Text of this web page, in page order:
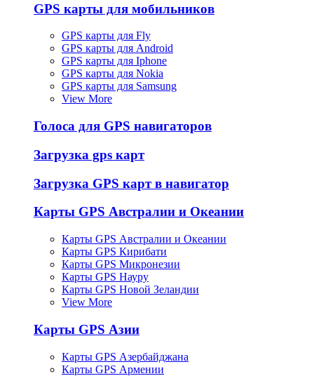
GPS карты для мобильников
GPS карты для Fly
GPS карты для Android
GPS карты для Iphone
GPS карты для Nokia
GPS карты для Samsung
View More
Голоса для GPS навигаторов
Загрузка gps карт
Загрузка GPS карт в навигатор
Карты GPS Австралии и Океании
Карты GPS Австралии и Океании
Карты GPS Кирибати
Карты GPS Микронезии
Карты GPS Науру
Карты GPS Новой Зеландии
View More
Карты GPS Азии
Карты GPS Азербайджана
Карты GPS Армении